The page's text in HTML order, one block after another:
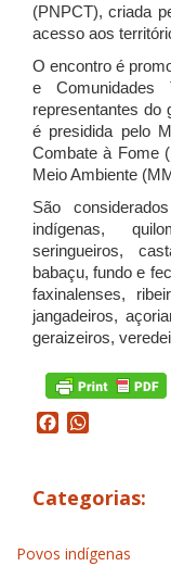
(PNPCT), criada
acesso aos
O encontro é
e Comunidades
representantes do
é presidida pelo
Combate à Fome
Meio Ambiente
São
indígenas,
seringueiros,
babaçu, fundo e
faxinalenses,
jangadeiros,
geraizeiros,
Facebook
Categorias:
Povos indígenas